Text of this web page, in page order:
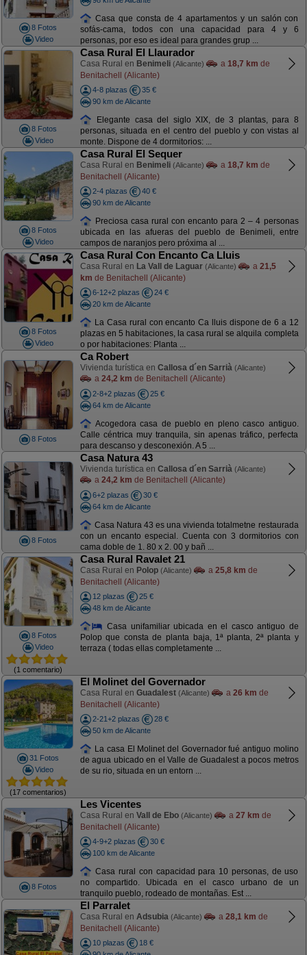
8 Fotos
Video
Casa que consta de 4 apartamentos y un salón con
sofás-cama, todos con una capacidad para 4 y 6
personas, por eso es ideal para grandes grup ...
8 Fotos
Video
Casa Rural El Llaurador
Casa Rural en Benimeli (Alicante) a 18,7 km de
Benitachell (Alicante)
4-8 plazas
35 €
90 km de Alicante
Elegante casa del siglo XIX, de 3 plantas, para 8
personas, situada en el centro del pueblo y con vistas al
monte. Dispone de 4 dormitorios: ...
8 Fotos
Video
Casa Rural El Sequer
Casa Rural en Benimeli (Alicante) a 18,7 km de
Benitachell (Alicante)
2-4 plazas
40 €
90 km de Alicante
Preciosa casa rural con encanto para 2 – 4 personas
ubicada en las afueras del pueblo de Benimeli, entre
campos de naranjos pero próxima al ...
8 Fotos
Video
Casa Rural Con Encanto Ca Lluis
Casa Rural en La Vall de Laguar (Alicante) a 21,5
km de Benitachell (Alicante)
6-12+2 plazas
24 €
20 km de Alicante
La Casa rural con encanto Ca lluis dispone de 6 a 12
plazas en 5 habitaciones, la casa rural se alquila completa
o por habitaciones: Planta ...
8 Fotos
Ca Robert
Vivienda turística en Callosa d´en Sarrià (Alicante)
a 24,2 km de Benitachell (Alicante)
2-8+2 plazas
25 €
64 km de Alicante
Acogedora casa de pueblo en pleno casco antiguo.
Calle céntrica muy tranquila, sin apenas tráfico, perfecta
para descanso y desconexión. A 5 ...
8 Fotos
Casa Natura 43
Vivienda turística en Callosa d´en Sarrià (Alicante)
a 24,2 km de Benitachell (Alicante)
6+2 plazas
30 €
64 km de Alicante
Casa Natura 43 es una vivienda totalmetne restaurada
con un encanto especial. Cuenta con 3 dormitorios con
cama doble de 1. 80 x 2. 00 y bañ ...
8 Fotos
Video
(1 comentario)
Casa Rural Ravalet 21
Casa Rural en Polop (Alicante) a 25,8 km de
Benitachell (Alicante)
12 plazas
25 €
48 km de Alicante
Casa unifamiliar ubicada en el casco antiguo de
Polop que consta de planta baja, 1ª planta, 2ª planta y
terraza ( todas ellas completamente ...
31 Fotos
Video
(17 comentarios)
El Molinet del Governador
Casa Rural en Guadalest (Alicante) a 26 km de
Benitachell (Alicante)
2-21+2 plazas
28 €
50 km de Alicante
La casa El Molinet del Governador fué antiguo molino
de agua ubicado en el Valle de Guadalest a pocos metros
de su rio, situada en un entorn ...
8 Fotos
Les Vicentes
Casa Rural en Vall de Ebo (Alicante) a 27 km de
Benitachell (Alicante)
4-9+2 plazas
30 €
100 km de Alicante
Casa rural con capacidad para 10 personas, de uso
no compartido. Ubicada en el casco urbano de un
tranquilo pueblo, rodeado de montañas. Est ...
El Parralet
Casa Rural en Adsubia (Alicante) a 28,1 km de
Benitachell (Alicante)
10 plazas
18 €